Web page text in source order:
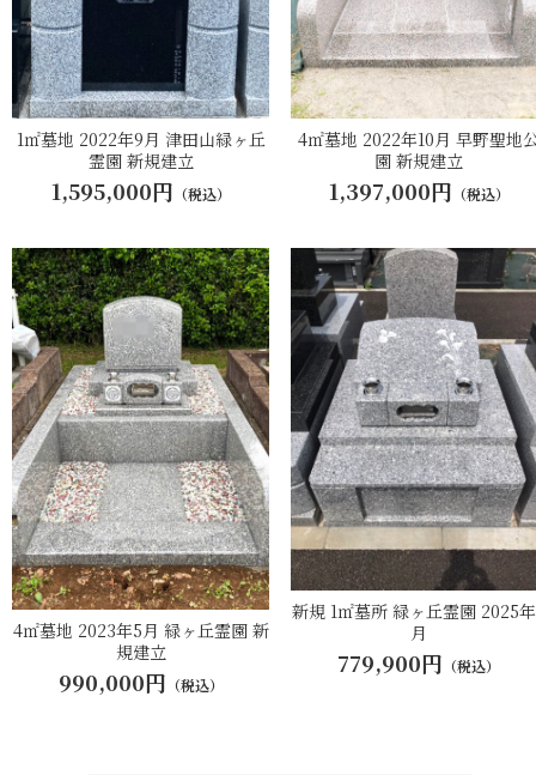
1㎡墓地 2022年9月 津田山緑ヶ丘
霊園 新規建立
1,595,000円 （税込）
4㎡墓地 2022年10月 早野聖地
園 新規建立
1,397,000円 （税込）
4㎡墓地 2023年5月 緑ヶ丘霊園 新
規建立
990,000円 （税込）
新規 1㎡墓所 緑ヶ丘霊園 2025
月
779,900円 （税込）